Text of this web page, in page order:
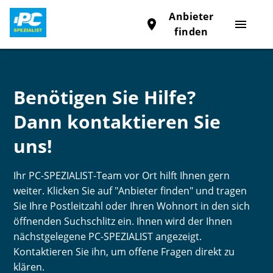
menu
place
Anbieter
finden
Benötigen Sie Hilfe?
Dann kontaktieren Sie
uns!
Ihr PC-SPEZIALIST-Team vor Ort hilft Ihnen gern
weiter. Klicken Sie auf "Anbieter finden" und tragen
Sie Ihre Postleitzahl oder Ihren Wohnort in den sich
öffnenden Suchschlitz ein. Ihnen wird der Ihnen
nächstgelegene PC-SPEZIALIST angezeigt.
Kontaktieren Sie ihn, um offene Fragen direkt zu
klären.